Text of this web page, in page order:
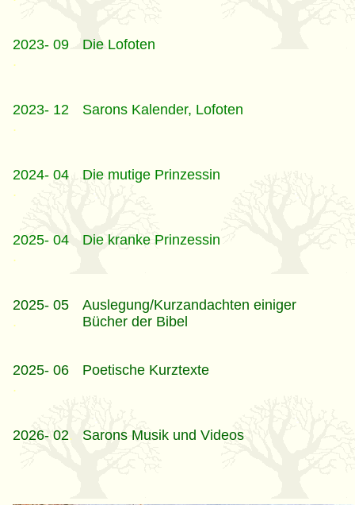
2023- 09
.
Die Lofoten
2023- 12
.
Sarons Kalender, Lofoten
2024- 04
.
Die mutige Prinzessin
2025- 04
.
Die kranke Prinzessin
2025- 05
.
Auslegung/Kurzandachten einiger
Bücher der Bibel
2025- 06
.
Poetische Kurztexte
2026- 02. Sarons Musik und Videos